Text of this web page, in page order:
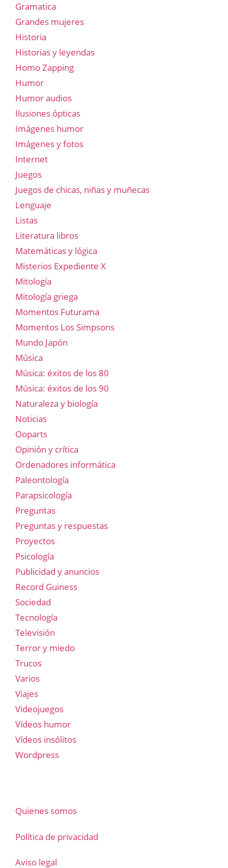
Gramatica
Grandes mujeres
Historia
Historias y leyendas
Homo Zapping
Humor
Humor audios
Ilusiones ópticas
Imágenes humor
Imágenes y fotos
Internet
Juegos
Juegos de chicas, niñas y muñecas
Lenguaje
Listas
Literatura libros
Matemáticas y lógica
Misterios Expediente X
Mitología
Mitología griega
Momentos Futurama
Momentos Los Simpsons
Mundo Japón
Música
Música: éxitos de los 80
Música: éxitos de los 90
Naturaleza y biología
Noticias
Ooparts
Opinión y crítica
Ordenadores informática
Paleontología
Parapsicología
Preguntas
Preguntas y respuestas
Proyectos
Psicología
Publicidad y anuncios
Record Guiness
Sociedad
Tecnología
Televisión
Terror y miedo
Trucos
Varios
Viajes
Videojuegos
Vídeos humor
Vídeos insólitos
Wordpress
Quienes somos
Política de privacidad
Aviso legal